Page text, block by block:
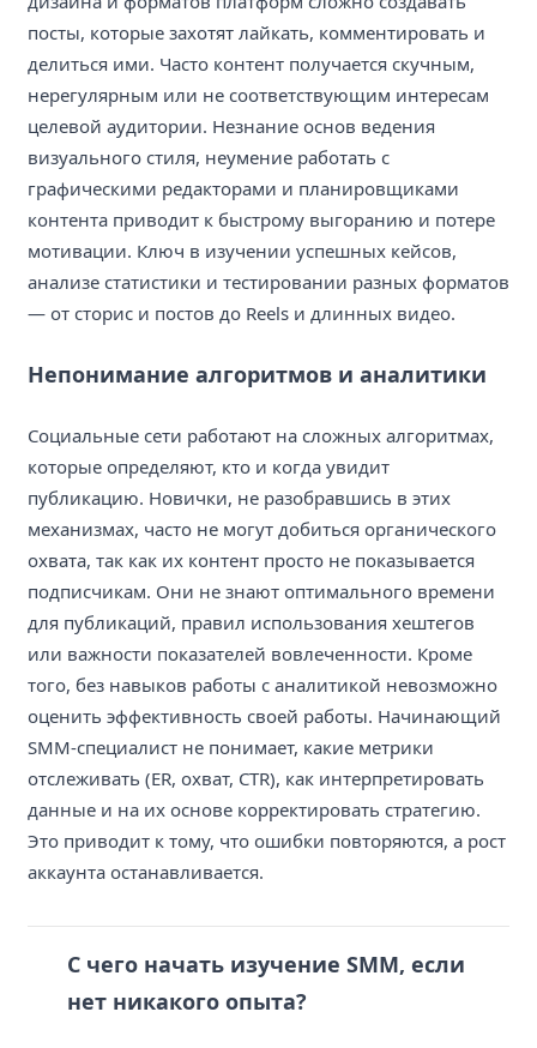
посты, которые захотят лайкать, комментировать и
делиться ими. Часто контент получается скучным,
нерегулярным или не соответствующим интересам
целевой аудитории. Незнание основ ведения
визуального стиля, неумение работать с
графическими редакторами и планировщиками
контента приводит к быстрому выгоранию и потере
мотивации. Ключ в изучении успешных кейсов,
анализе статистики и тестировании разных форматов
— от сторис и постов до Reels и длинных видео.
Непонимание алгоритмов и аналитики
Социальные сети работают на сложных алгоритмах,
которые определяют, кто и когда увидит
публикацию. Новички, не разобравшись в этих
механизмах, часто не могут добиться органического
охвата, так как их контент просто не показывается
подписчикам. Они не знают оптимального времени
для публикаций, правил использования хештегов
или важности показателей вовлеченности. Кроме
того, без навыков работы с аналитикой невозможно
оценить эффективность своей работы. Начинающий
SMM-специалист не понимает, какие метрики
отслеживать (ER, охват, CTR), как интерпретировать
данные и на их основе корректировать стратегию.
Это приводит к тому, что ошибки повторяются, а рост
аккаунта останавливается.
С чего начать изучение SMM, если
нет никакого опыта?